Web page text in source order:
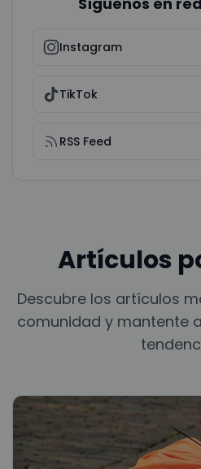
Instagram
TikTok
RSS Feed
Artículos
Descubre los artículos
comunidad y mantente